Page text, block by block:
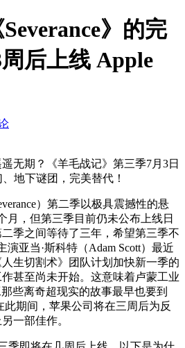
Severance》的完
后上线 Apple
无期？《羊毛战记》第三季7月3日
地下谜团，完美替代！
）第二季以极具震撼性的悬
月，但第三季目前仍未公布上线日
季之间等待了三年，希望第三季不
演亚当·斯科特（Adam Scott）最近
生切割术》团队计划加快新一季的
甚至尚未开始。这意味着卢蒙工业
那些离奇超现实的故事最早也要到
此期间，苹果公司将在三周后为反
一部佳作。